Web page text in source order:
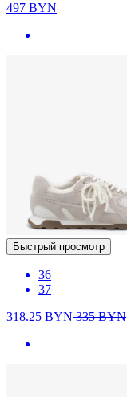
497 BYN
Быстрый просмотр
36
37
318.25 BYN335BYN